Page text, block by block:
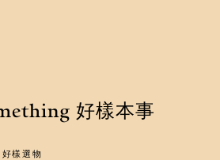
門市據點
好樣本事
好樣選物